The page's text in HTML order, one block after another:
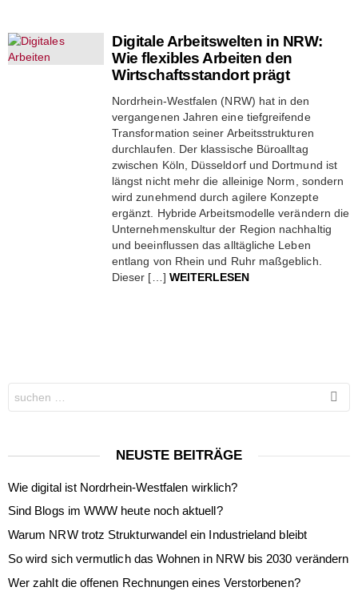
Digitale Arbeitswelten in NRW:
Wie flexibles Arbeiten den
Wirtschaftsstandort prägt
Nordrhein-Westfalen (NRW) hat in den
vergangenen Jahren eine tiefgreifende
Transformation seiner Arbeitsstrukturen
durchlaufen. Der klassische Büroalltag
zwischen Köln, Düsseldorf und Dortmund ist
längst nicht mehr die alleinige Norm, sondern
wird zunehmend durch agilere Konzepte
ergänzt. Hybride Arbeitsmodelle verändern die
Unternehmenskultur der Region nachhaltig
und beeinflussen das alltägliche Leben
entlang von Rhein und Ruhr maßgeblich.
Dieser […] WEITERLESEN
for:
NEUSTE BEITRÄGE
Wie digital ist Nordrhein-Westfalen wirklich?
Sind Blogs im WWW heute noch aktuell?
Warum NRW trotz Strukturwandel ein Industrieland bleibt
So wird sich vermutlich das Wohnen in NRW bis 2030 verändern
Wer zahlt die offenen Rechnungen eines Verstorbenen?